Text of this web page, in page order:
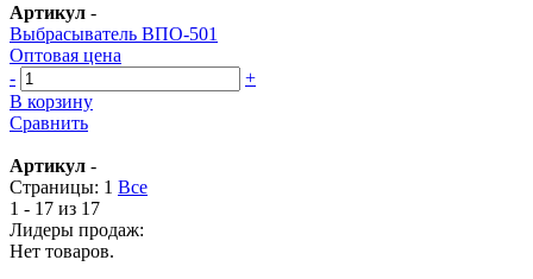
Артикул -
Выбрасыватель ВПО-501
Оптовая цена
-
+
В корзину
Сравнить
Артикул -
Страницы: 1 Все
1 - 17 из 17
Лидеры продаж:
Нет товаров.